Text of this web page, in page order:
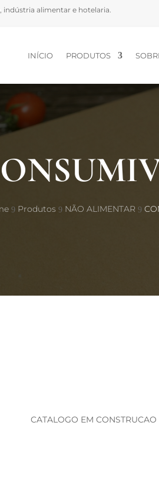
indústria alimentar e hotelaria.
INÍCIO PRODUTOS
9 Produtos 9 NÃO ALIMENTAR 9
CATALOGO EM CONSTRUCAO